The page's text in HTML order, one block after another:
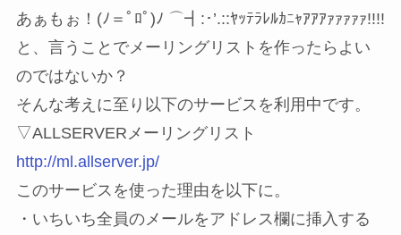
あぁもぉ！(ﾉ＝ﾟﾛﾟ)ﾉ ⌒┫:･’.::ﾔｯﾃﾗﾚﾙｶﾆｬｱｱｱｧｧｧｧｧ!!!!
と、言うことでメーリングリストを作ったらよい
のではないか？
そんな考えに至り以下のサービスを利用中です。
▽ALLSERVERメーリングリスト
http://ml.allserver.jp/
このサービスを使った理由を以下に。
・いちいち全員のメールをアドレス欄に挿入する